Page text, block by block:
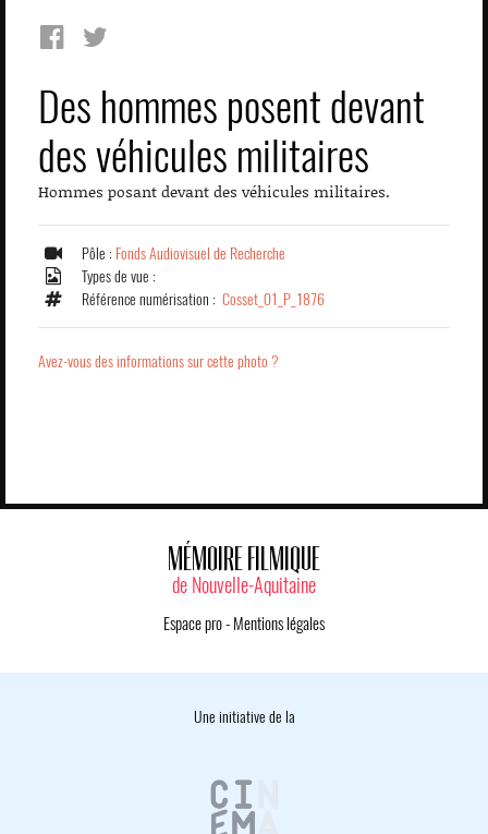
Des hommes posent devant
des véhicules militaires
Hommes posant devant des véhicules militaires.
Pôle : Fonds Audiovisuel de Recherche
Types de vue :
Référence numérisation : Cosset_01_P_1876
Avez-vous des informations sur cette photo ?
MÉMOIRE FILMIQUE
de Nouvelle-Aquitaine
Espace pro- Mentions légales
Une initiative de la